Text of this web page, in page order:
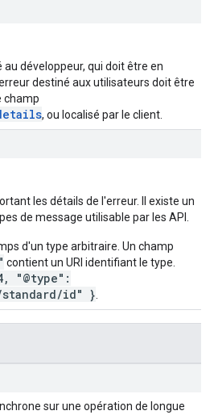
développeur, qui doit être en
destiné aux utilisateurs doit être
champ
, ou localisé par le client.
les détails de l'erreur. Il existe un
de message utilisable par les API.
d'un type arbitraire. Un champ
contient un URI identifiant le type.
"@type":
standard/id" }
sur une opération de longue